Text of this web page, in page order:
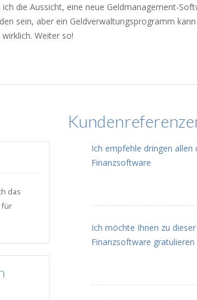
die Aussicht, eine neue Geldmanagement-
sein, aber ein Geldverwaltungsprogramm
Weiter so!
das
für
Ich empfehle dringen allen
Finanzsoftware
Ich möchte Ihnen zu
Finanzsoftware gratulieren